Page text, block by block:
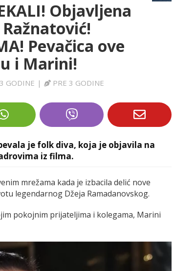
Objavljena
Pevačica ove
i Marini!
GODINE | PRE 3 GODINE
je folk diva, koja je objavila na
iz filma.
mrežama kada je izbacila delić nove
legendarnog Džeja Ramadanovskog.
pokojnim prijateljima i kolegama, Marini